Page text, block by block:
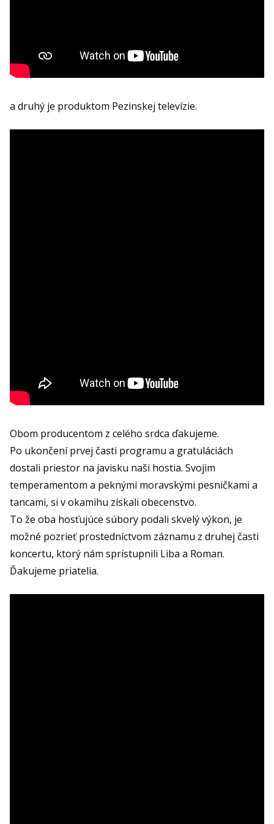
a druhý je produktom Pezinskej televízie.
Obom producentom z celého srdca ďakujeme.
Po ukončení prvej časti programu a gratuláciách
dostali priestor na javisku naši hostia. Svojim
temperamentom a peknými moravskými pesničkami a
tancami, si v okamihu získali obecenstvo.
To že oba hosťujúce súbory podali skvelý výkon, je
možné pozrieť prostedníctvom záznamu z druhej časti
koncertu, ktorý nám sprístupnili Liba a Roman.
Ďakujeme priatelia.